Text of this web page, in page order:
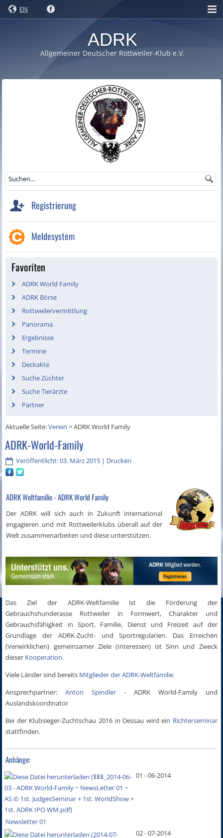
EN
ADRK
Allgemeiner Deutscher Rottweiler-Klub e.V.
Registrierung
Meldesystem
Favoriten
ADRK World Family
ADRK Börse
Rottweilervermittlung
Panorama
Ergebnisse
Termine
Deckakte
Suche Züchter
Suche Tierärzte
Partner
Aktuelle Seite:Verein >ADRK World Family
ADRK-World-Family
Veröffentlicht: 03. März 2015 | Drucken
ADRK Weltfamilie - ADRK World Family
Der ADRK will sich auch in Zukunft international
engagieren und mit Rottweilerklubs überall auf der
Welt zusam­menarbeiten und diese unterstützen.
Das Ziel der ADRK-Weltfamilie ist die Förderung der
Gebrauchshunderasse Rottweiler in Formwert, Charakter und
Gebrauchsfähigkeit in Sport, Familie, Dienst und Freizeit auf der
Grundlage der ADRK-Zucht- und Sportregularien. Das Erreichen
(Verwirklichen) gemeinsamer Ziele (Interessen) ist Sinn und Zweck
dieser Kooperation.
Viele Länder sind bereits Mitglieder der ADRK-Weltfamilie.
Ansprechpartner:Anton Spindler - ADRK World-Family und
Auslandskoordinator
Bei der Klubsieger-Zuchtschau 2016 in Dessau wird ein Richterseminar
stattfinden.
Anhänge:
Newsletter 01
01 - 06-2014
02 - 07-2014